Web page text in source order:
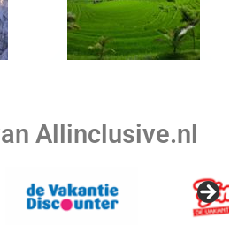
Allinclusive.nl